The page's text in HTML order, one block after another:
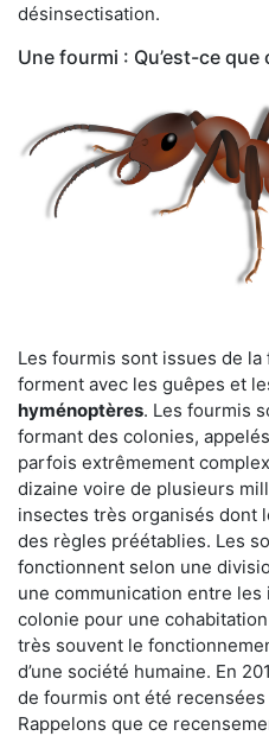
désinsectisation.
Une fourmi : Qu’est-ce que
Les fourmis sont issues de
forment avec les guêpes et
hyménoptères. Les fourmis
formant des colonies,
parfois extrêmement
dizaine voire de plusieurs
insectes très organisés dont
des règles préétablies. Les
fonctionnent selon une
une communication entre les
colonie pour une
très souvent le
d’une société humaine. En
de fourmis ont été
Rappelons que ce